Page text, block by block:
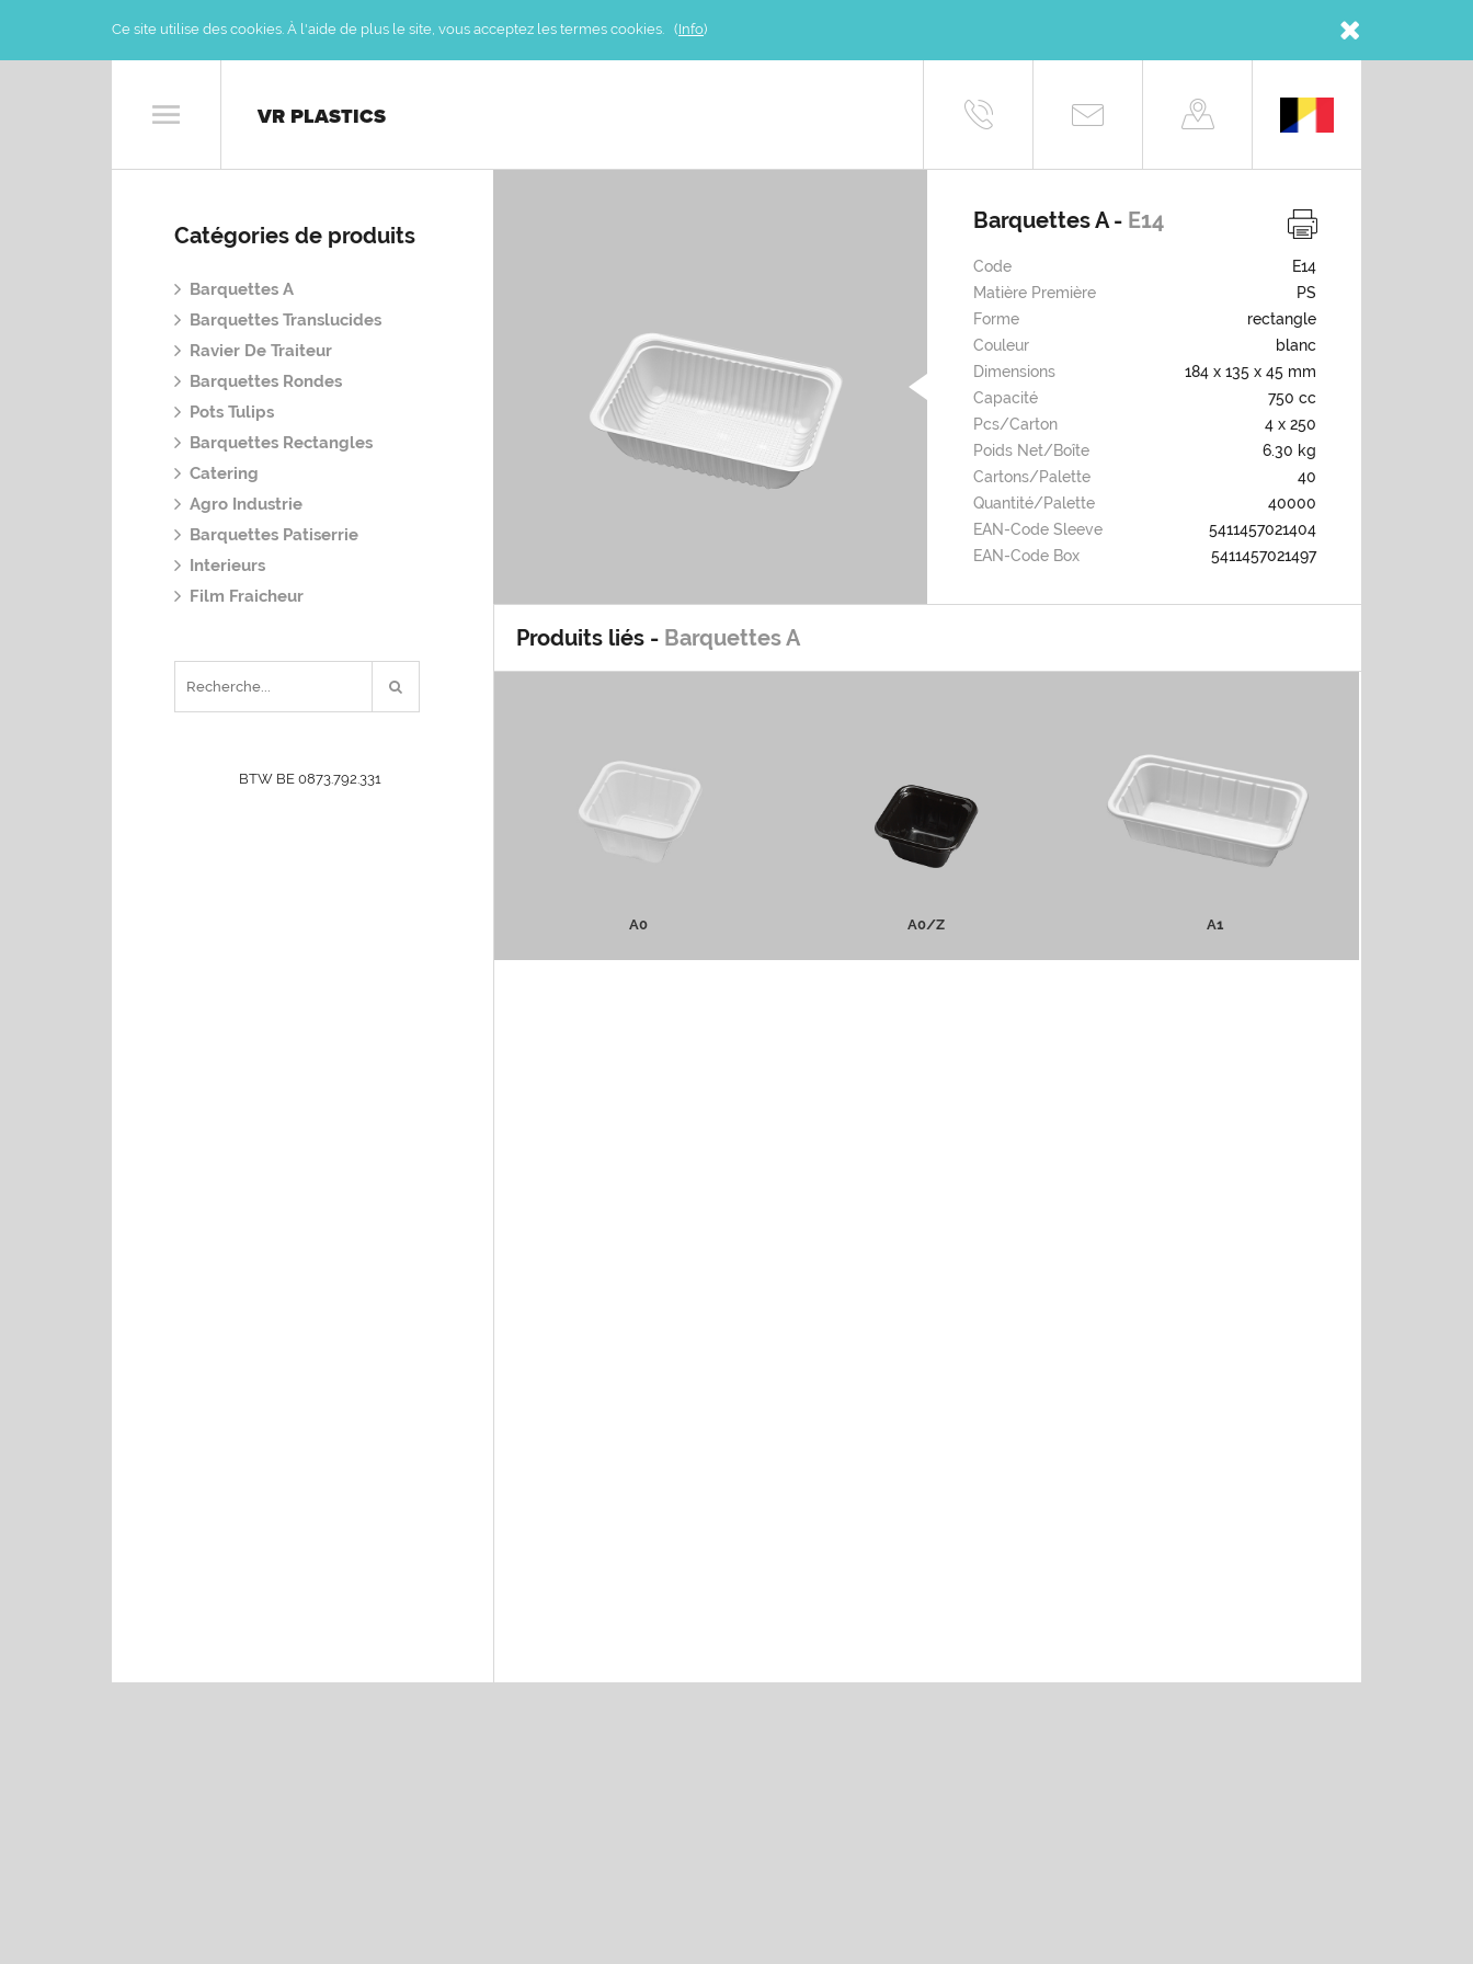
Ce site utilise des cookies. À l'aide de plus le site, vous acceptez les termes cookies. (Info)
VR PLASTICS
Catégories de produits
Barquettes A
Barquettes Translucides
Ravier De Traiteur
Barquettes Rondes
Pots Tulips
Barquettes Rectangles
Catering
Agro Industrie
Barquettes Patiserrie
Interieurs
Film Fraicheur
Barquettes A - E14
Code
E14
Matière Première
PS
Forme
rectangle
Couleur
blanc
Dimensions
184 x 135 x 45 mm
Capacité
750 cc
Pcs/carton
4 x 250
Poids Net/boîte
6.30 kg
Cartons/palette
40
Quantité/palette
40000
EAN-Code Sleeve
5411457021404
EAN-Code Box
5411457021497
Produits liés - Barquettes A
A0
A0
A0/Z
PLUS D'INFOS
A1
A1
PLUS D'INFOS
BTW BE 0873.792.331